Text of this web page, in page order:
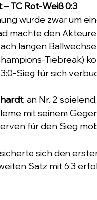
– TC Rot-Weiß 0:3
wurde zwar um
machte den
langen
Tiebreak)
Sieg für sich
, an Nr. 2
mit seinem
für den Sieg
sicherte sich den
Satz mit 6:3